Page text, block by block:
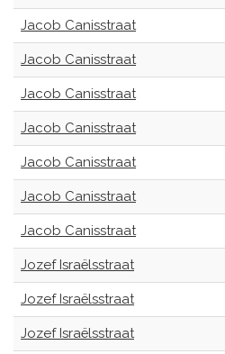
Jacob Canisstraat
Jacob Canisstraat
Jacob Canisstraat
Jacob Canisstraat
Jacob Canisstraat
Jacob Canisstraat
Jacob Canisstraat
Jozef Israëlsstraat
Jozef Israëlsstraat
Jozef Israëlsstraat